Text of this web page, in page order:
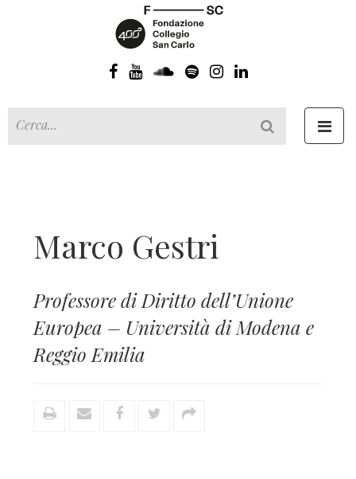
Marco Gestri
Professore di Diritto dell’Unione
Europea – Università di Modena e
Reggio Emilia